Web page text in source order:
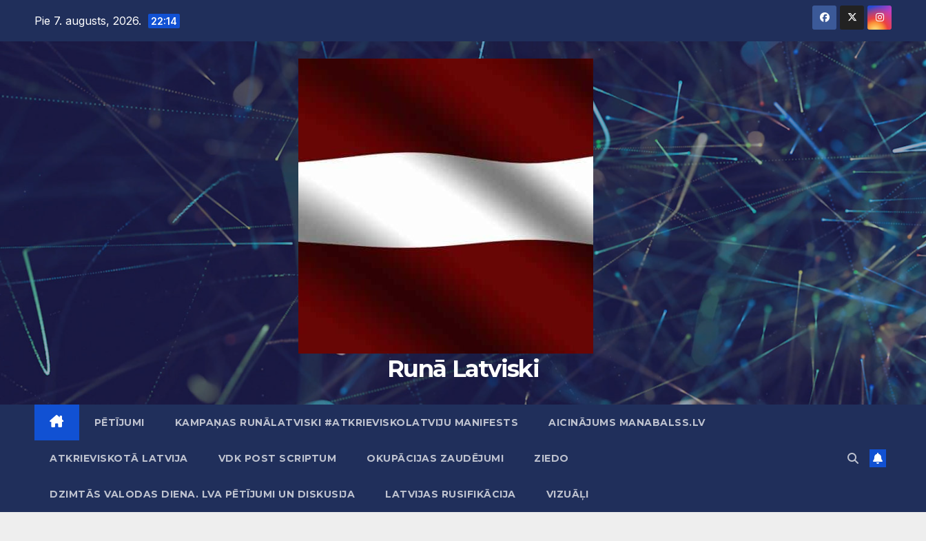
Pie 7. augusts, 2026. 22:14
Runā Latviski
PĒTĪJUMI KAMPAŅAS RUNĀLATVISKI #ATKRIEVISKOLATVIJU MANIFESTS AICINĀJUMS MANABALSS.LV
ATKRIEVISKOTĀ LATVIJA VDK POST SCRIPTUM OKUPĀCIJAS ZAUDĒJUMI ZIEDO
DZIMTĀS VALODAS DIENA. LVA PĒTĪJUMI UN DISKUSIJA LATVIJAS RUSIFIKĀCIJA VIZUĀĻI